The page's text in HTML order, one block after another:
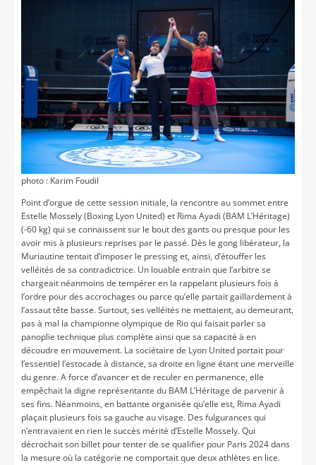
photo : Karim Foudil
Point d’orgue de cette session initiale, la rencontre au sommet entre
Estelle Mossely (Boxing Lyon United) et Rima Ayadi (BAM L’Héritage)
(-60 kg) qui se connaissent sur le bout des gants ou presque pour les
avoir mis à plusieurs reprises par le passé. Dès le gong libérateur, la
Muriautine tentait d’imposer le pressing et, ainsi, d’étouffer les
velléités de sa contradictrice. Un louable entrain que l’arbitre se
chargeait néanmoins de tempérer en la rappelant plusieurs fois à
l’ordre pour des accrochages ou parce qu’elle partait gaillardement à
l’assaut tête basse. Surtout, ses velléités ne mettaient, au demeurant,
pas à mal la championne olympique de Rio qui faisait parler sa
panoplie technique plus complète ainsi que sa capacité à en
découdre en mouvement. La sociétaire de Lyon United portait pour
l’essentiel l’estocade à distance, sa droite en ligne étant une merveille
du genre. A force d’avancer et de reculer en permanence, elle
empêchait la digne représentante du BAM L’Héritage de parvenir à
ses fins. Néanmoins, en battante organisée qu’elle est, Rima Ayadi
plaçait plusieurs fois sa gauche au visage. Des fulgurances qui
n’entravaient en rien le succès mérité d’Estelle Mossely. Qui
décrochait son billet pour tenter de se qualifier pour Paris 2024 dans
la mesure où la catégorie ne comportait que deux athlètes en lice.